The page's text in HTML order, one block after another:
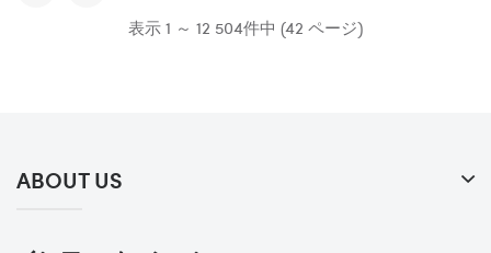
表示 1 ～ 12 504件中 (42 ページ)
ABOUT US